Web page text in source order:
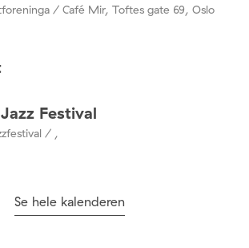
/ Café Mir, Toftes gate 69, Oslo
Festival
/ ,
Se hele kalenderen